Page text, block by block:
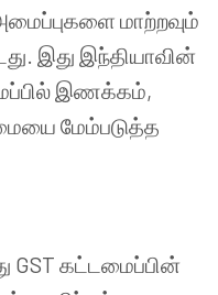
மாற்றவும்
இது இந்தியாவின்
இணக்கம்,
மேம்படுத்த
GST கட்டமைப்பின்